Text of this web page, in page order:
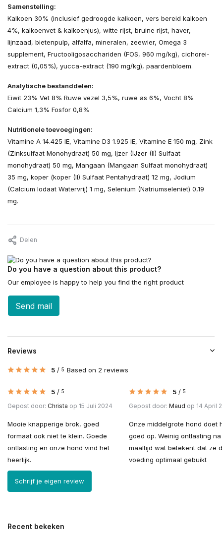
Samenstelling:
Kalkoen 30% (inclusief gedroogde kalkoen, vers bereid kalkoen
4%, kalkoenvet & kalkoenjus), witte rijst, bruine rijst, haver,
lijnzaad, bietenpulp, alfalfa, mineralen, zeewier, Omega 3
supplement, Fructooligosacchariden (FOS, 960 mg/kg), cichorei-
extract (0,05%), yucca-extract (190 mg/kg), paardenbloem.
Analytische bestanddelen:
Eiwit 23% Vet 8% Ruwe vezel 3,5%, ruwe as 6%, Vocht 8%
Calcium 1,3% Fosfor 0,8%
Nutritionele toevoegingen:
Vitamine A 14.425 IE, Vitamine D3 1.925 IE, Vitamine E 150 mg, Zink
(Zinksulfaat Monohydraat) 50 mg, Ijzer (IJzer (II) Sulfaat
monohydraat) 50 mg, Mangaan (Mangaan Sulfaat monohydraat)
35 mg, koper (koper (II) Sulfaat Pentahydraat) 12 mg, Jodium
(Calcium Iodaat Watervrij) 1 mg, Selenium (Natriumseleniet) 0,19
mg.
Delen
Do you have a question about this product?
Our employee is happy to help you find the right product
Send mail
Reviews
5 / 5 Based on 2 reviews
5 / 5
Gepost door: Christa op 15 Juli 2024
Mooie knapperige brok, goed
formaat ook niet te klein. Goede
ontlasting en onze hond vind het
heerlijk.
5 / 5
Gepost door: Maud op 14 April
Onze middelgrote hond doet
goed op. Weinig ontlasting
maaltijd wat betekent dat ze
voeding optimaal gebuikt
Schrijf je eigen review
Recent bekeken